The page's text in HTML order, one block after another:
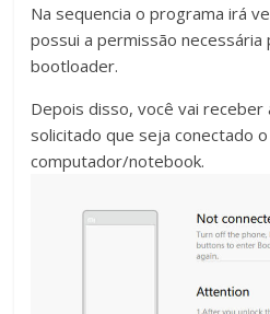
Na sequencia o programa irá
possui a permissão
bootloader.
Depois disso, você vai receber
solicitado que seja conectado
computador/notebook.